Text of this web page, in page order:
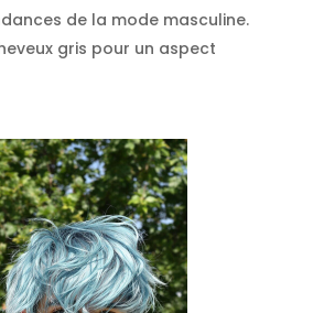
de la mode masculine.
gris pour un aspect